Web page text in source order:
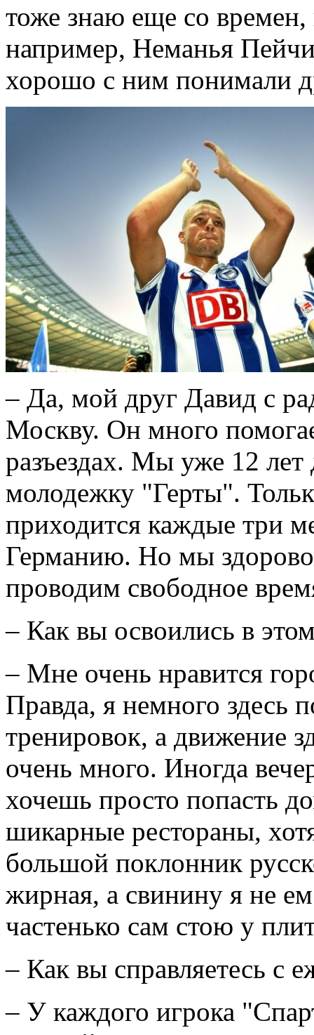
тоже знаю еще со времен,
например, Неманья
хорошо с ним понимали
– Да, мой друг Давид с
Москву. Он много
разъездах. Мы уже 12 лет
молодежку "Герты".
приходится каждые три
Германию. Но мы
проводим свободное
– Как вы освоились в
– Мне очень нравится
Правда, я немного здесь
тренировок, а движение
очень много. Иногда
хочешь просто попасть
шикарные рестораны,
большой поклонник
жирная, а свинину я не
частенько сам стою у
– Как вы справляетесь с
– У каждого игрока